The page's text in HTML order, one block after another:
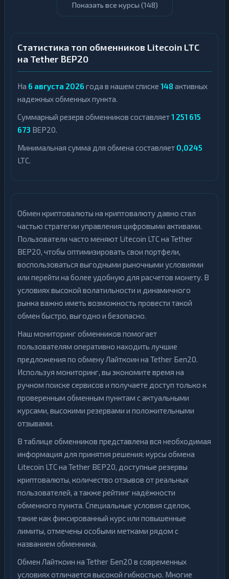
Показать все курсы (148)
Статистика топ обменников Litecoin LTC
на Tether BEP20
На 6 августа 2026 года в нашем списке 148 активных
надежных обменных пункта.
Суммарный резерв обменников составляет1 251 615
673 BEP20.
Минимальная сумма для обмена составляет 0,0245
LTC.
Обмен криптовалюты на криптовалюту давно стал
частью стратегии управления цифровыми активами.
Пользователи часто меняют Litecoin LTC на Tether
BEP20, чтобы оптимизировать свои портфели,
воспользоваться выгодными рыночными условиями
или перейти на более удобную для расчетов монету. В
условиях высокой волатильности и динамичного
рынка важно иметь возможность провести такой
обмен быстро, выгодно и безопасно.
Наш мониторинг обменников помогает
пользователям оперативно находить лучшие
предложения по обмену Лайткоин на Tether Беп20.
Используя мониторинг, вы экономите время на
ручном поиске сервисов и получаете доступ только к
проверенным обменным пунктам с актуальными
курсами, высокими резервами и положительными
отзывами.
В таблице обменников представлена вся необходимая
информация для принятия решения: курсы обмена
Litecoin LTC на Tether BEP20, доступные резервы
криптовалюты, количество отзывов от реальных
пользователей, а также рейтинг надёжности
обменного пункта. Специальные условия сделок,
такие как фиксированный курс или повышенные
лимиты, отмечены особыми метками рядом с
названием обменника.
Обмен Лайткоин на Tether Беп20 в современных
условиях отличается высокой гибкостью. Многие